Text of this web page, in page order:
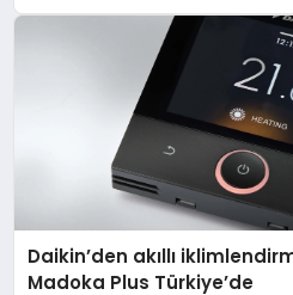
Daikin’den akıllı
Madoka Plus Türkiye’de